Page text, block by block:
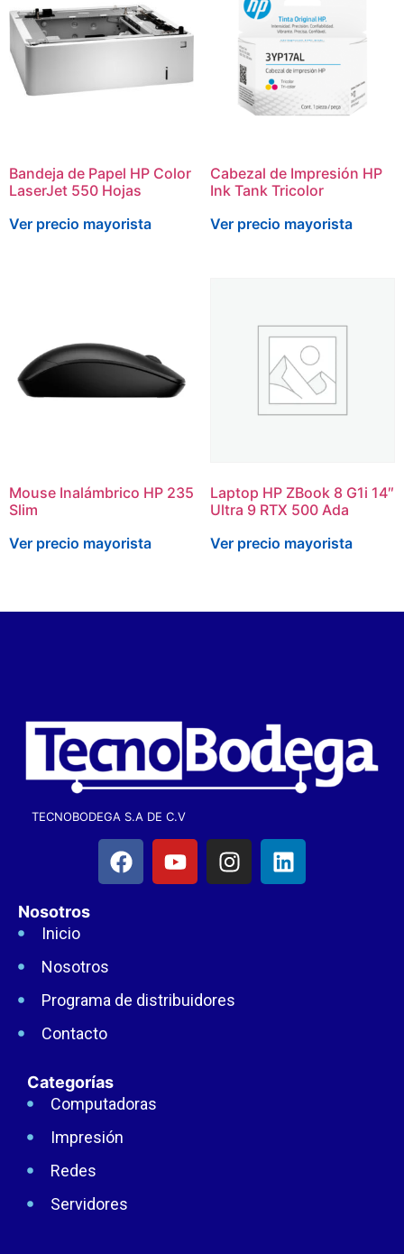
Bandeja de Papel HP Color
LaserJet 550 Hojas
Ver precio mayorista
Cabezal de Impresión HP
Ink Tank Tricolor
Ver precio mayorista
Mouse Inalámbrico HP 235
Slim
Ver precio mayorista
Laptop HP ZBook 8 G1i 14″
Ultra 9 RTX 500 Ada
Ver precio mayorista
TECNOBODEGA S.A DE C.V
Nosotros
Inicio
Nosotros
Programa de distribuidores
Contacto
Categorías
Computadoras
Impresión
Redes
Servidores